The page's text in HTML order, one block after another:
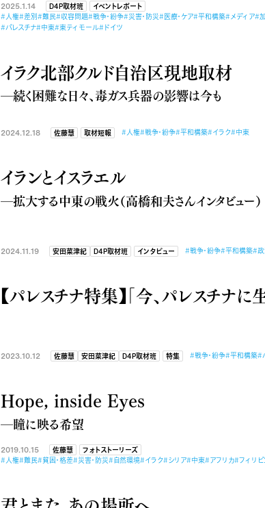
2025.1.14 D4P取材班
イベントレポート
#人権#差別#難民#収容問題#戦争・紛争#災害・防災#医療・ケア#平和構築#メディア#
#パレスチナ#中東#東ティモール#ドイツ
イラク北部クルド自治区現地取材
―続く困難な日々、毒ガス兵器の影響は今も
2024.12.18 佐藤慧 取材短報 #人権#戦争・紛争#平和構築#イラク#中東
イランとイスラエル
―拡大する中東の戦火（高橋和夫さんインタビュー）
2024.11.19 安田菜津紀 D4P取材班 インタビュー #戦争・紛争#平和構築#政
【パレスチナ特集】「今、パレスチナに
2023.10.12 佐藤慧 安田菜津紀 D4P取材班 特集 #戦争・紛争#平和構築#
Hope, inside Eyes
―瞳に映る希望
2019.10.15 佐藤慧
フォトストーリーズ
#人権#難民#貧困・格差#災害・防災#自然環境#イラク#シリア#中東#アフリカ#フィリピ